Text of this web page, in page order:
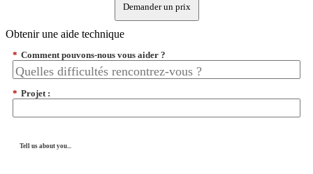
Demander un prix
Obtenir une aide technique
* Comment pouvons-nous vous aider ?
* Projet :
Tell us about you...